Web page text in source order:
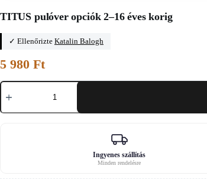
TITUS pulóver opciók 2–16 éves korig
✓ Ellenőrizte Katalin Balogh
5 980 Ft
TITUS
pulóver
2–
Ingyenes szállítás
Minden rendelésre